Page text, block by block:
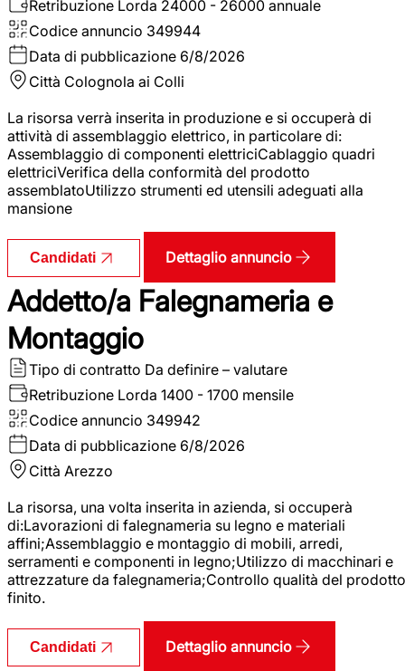
Retribuzione Lorda 24000 - 26000 annuale
Codice annuncio 349944
Data di pubblicazione 6/8/2026
Città Colognola ai Colli
La risorsa verrà inserita in produzione e si occuperà di
attività di assemblaggio elettrico, in particolare di:
Assemblaggio di componenti elettriciCablaggio quadri
elettriciVerifica della conformità del prodotto
assemblatoUtilizzo strumenti ed utensili adeguati alla
mansione
Candidati Dettaglio annuncio
Addetto/a Falegnameria e
Montaggio
Tipo di contratto Da definire – valutare
Retribuzione Lorda 1400 - 1700 mensile
Codice annuncio 349942
Data di pubblicazione 6/8/2026
Città Arezzo
La risorsa, una volta inserita in azienda, si occuperà
di:Lavorazioni di falegnameria su legno e materiali
affini;Assemblaggio e montaggio di mobili, arredi,
serramenti e componenti in legno;Utilizzo di macchinari e
attrezzature da falegnameria;Controllo qualità del prodotto
finito.
Candidati Dettaglio annuncio